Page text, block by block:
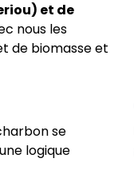
et de
nous les
de biomasse et
se
logique